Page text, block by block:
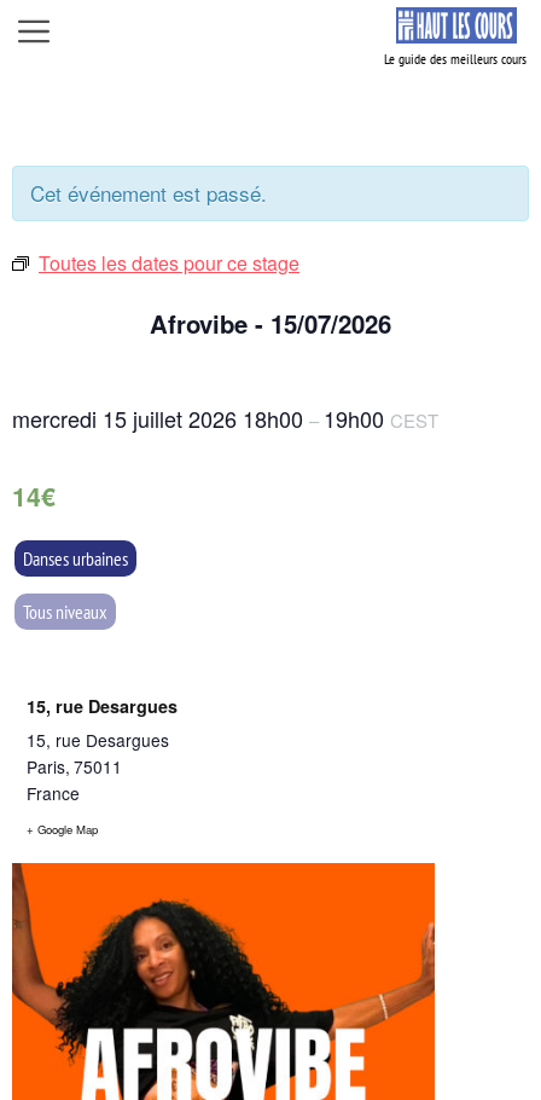
Aller
au
Menu
Cet événement est passé.
Toutes les dates pour ce stage
Afrovibe - 15/07/2026
mercredi 15 juillet 2026 18h00 – 19h00 CEST
14€
Danses urbaines
Tous niveaux
15, rue Desargues
15, rue Desargues
Paris, 75011
France
+ Google Map